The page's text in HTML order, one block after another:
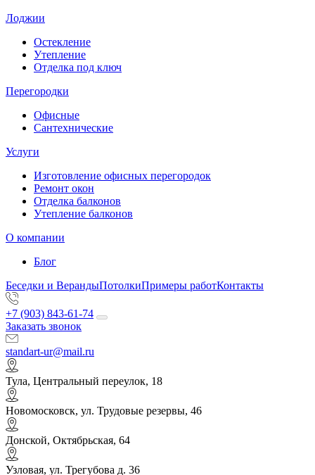
Лоджии
Остекление
Утепление
Отделка под ключ
Перегородки
Офисные
Сантехнические
Услуги
Изготовление офисных перегородок
Ремонт окон
Отделка балконов
Утепление балконов
О компании
Блог
Беседки и ВерандыПотолкиПримеры работКонтакты
+7 (903) 843-61-74
Заказать звонок
standart-ur@mail.ru
Тула, Центральный переулок, 18
Новомосковск, ул. Трудовые резервы, 46
Донской, Октябрьская, 64
Узловая, ул. Трегубова д. 36